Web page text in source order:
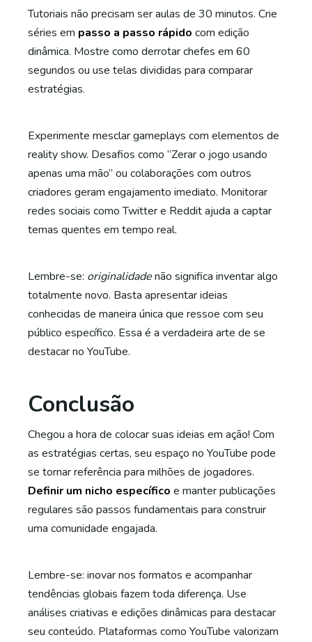
Tutoriais não precisam ser aulas de 30 minutos. Crie
séries em passo a passo rápido com edição
dinâmica. Mostre como derrotar chefes em 60
segundos ou use telas divididas para comparar
estratégias.
Experimente mesclar gameplays com elementos de
reality show. Desafios como “Zerar o jogo usando
apenas uma mão” ou colaborações com outros
criadores geram engajamento imediato. Monitorar
redes sociais como Twitter e Reddit ajuda a captar
temas quentes em tempo real.
Lembre-se: originalidadenão significa inventar algo
totalmente novo. Basta apresentar ideias
conhecidas de maneira única que ressoe com seu
público específico. Essa é a verdadeira arte de se
destacar no YouTube.
Conclusão
Chegou a hora de colocar suas ideias em ação! Com
as estratégias certas, seu espaço no YouTube pode
se tornar referência para milhões de jogadores.
Definir um nicho específico e manter publicações
regulares são passos fundamentais para construir
uma comunidade engajada.
Lembre-se: inovar nos formatos e acompanhar
tendências globais fazem toda diferença. Use
análises criativas e edições dinâmicas para destacar
seu conteúdo. Plataformas como YouTube valorizam